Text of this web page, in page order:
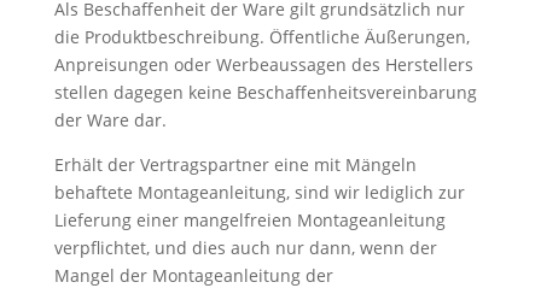
Als Beschaffenheit der Ware gilt grundsätzlich nur
die Produktbeschreibung. Öffentliche Äußerungen,
Anpreisungen oder Werbeaussagen des Herstellers
stellen dagegen keine Beschaffenheitsvereinbarung
der Ware dar.
Erhält der Vertragspartner eine mit Mängeln
behaftete Montageanleitung, sind wir lediglich zur
Lieferung einer mangelfreien Montageanleitung
verpflichtet, und dies auch nur dann, wenn der
Mangel der Montageanleitung der